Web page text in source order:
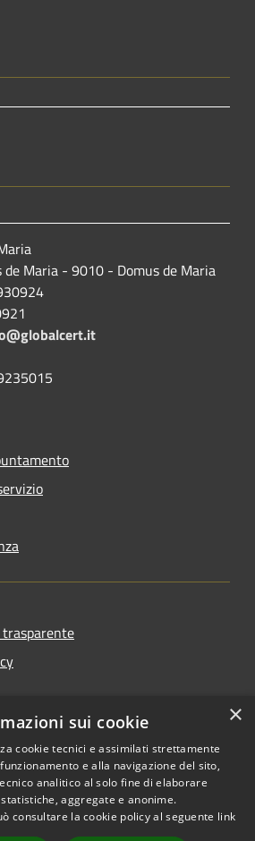
de Maria - 9010 - Domus de Maria
Copyright © 2026 • Comune di
×
sui cookie
cookie tecnici e assimilati strettamente
e alla navigazione del sito,
analitico al solo fine di elaborare
aggregate e anonime.
consultare la cookie policy al seguente link